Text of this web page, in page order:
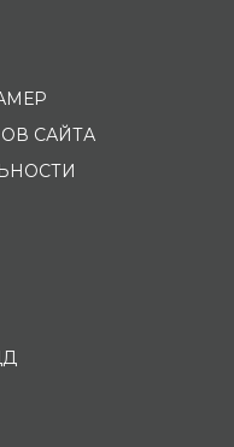
САЙТА